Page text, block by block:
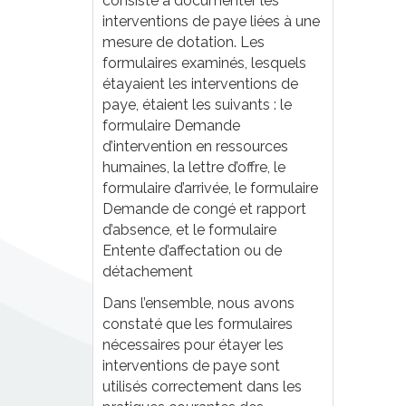
interventions de paye liées à une
mesure de dotation. Les
formulaires examinés, lesquels
étayaient les interventions de
paye, étaient les suivants : le
formulaire Demande
d’intervention en ressources
humaines, la lettre d’offre, le
formulaire d’arrivée, le formulaire
Demande de congé et rapport
d’absence, et le formulaire
Entente d’affectation ou de
détachement
Dans l’ensemble, nous avons
constaté que les formulaires
nécessaires pour étayer les
interventions de paye sont
utilisés correctement dans les